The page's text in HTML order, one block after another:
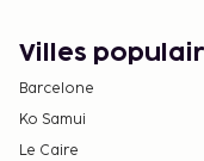
Villes
Barcelone
Ko Samui
Le Caire